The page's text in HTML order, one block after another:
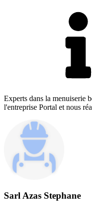
Experts dans la menuiserie
l'entreprise Portal et nous
Sarl Azas Stephane